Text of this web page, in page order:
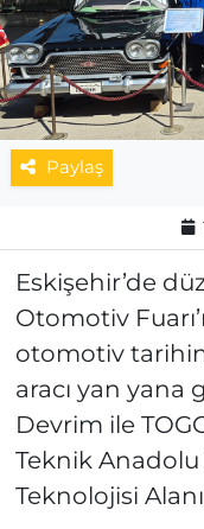
Paylaş
Eskişehir’de
Otomotiv
otomotiv
aracı yan
Devrim ile
Teknik
Teknolojisi